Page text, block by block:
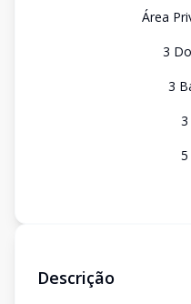
Área
3
3
3
5
Descrição